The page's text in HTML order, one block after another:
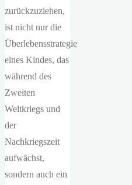
zurückzuziehen,
ist nicht nur die
Überlebensstrategie
eines Kindes, das
während des
Zweiten
Weltkriegs und
der
Nachkriegszeit
aufwächst,
sondern auch ein